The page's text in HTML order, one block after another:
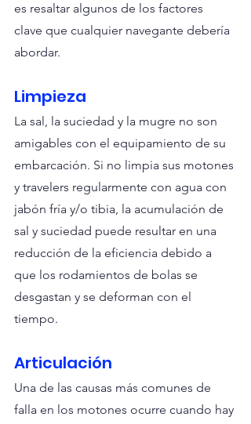
es resaltar algunos de los factores
clave que cualquier navegante debería
abordar.
Limpieza
La sal, la suciedad y la mugre no son
amigables con el equipamiento de su
embarcación. Si no limpia sus motones
y travelers regularmente con agua con
jabón fría y/o tibia, la acumulación de
sal y suciedad puede resultar en una
reducción de la eficiencia debido a
que los rodamientos de bolas se
desgastan y se deforman con el
tiempo.
Articulación
Una de las causas más comunes de
falla en los motones ocurre cuando hay